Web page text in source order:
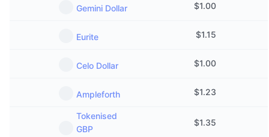
Gemini Dollar $1.00
Eurite $1.15
Celo Dollar $1.00
Ampleforth $1.23
Tokenised
GBP
$1.35